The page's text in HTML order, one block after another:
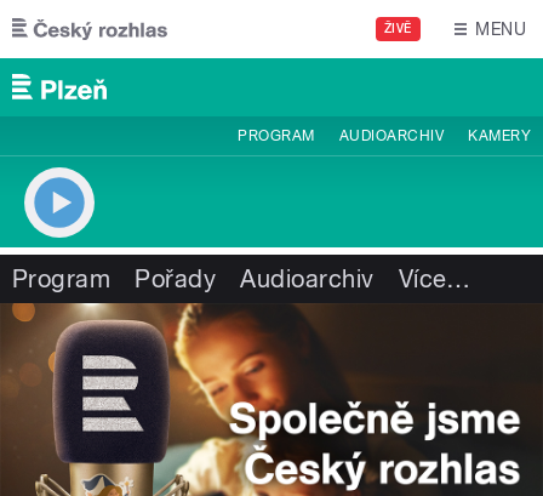
Přejít k hlavnímu obsahu
ŽIVĚ MENU
PROGRAM AUDIOARCHIV KAMERY
Program Pořady Audioarchiv Více…